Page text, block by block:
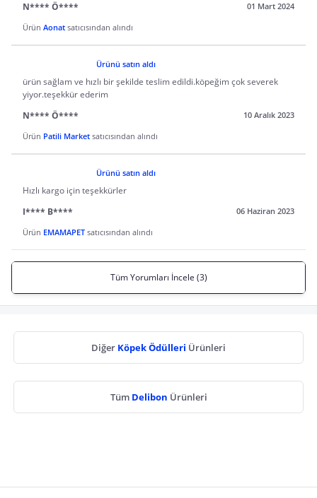
N**** Ö****
01 Mart 2024
Ürün Aonat satıcısından alındı
Ürünü satın aldı
ürün sağlam ve hızlı bir şekilde teslim edildi.köpeğim çok severek
yiyor.teşekkür ederim
N**** Ö****
10 Aralık 2023
Ürün Patili Market satıcısından alındı
Ürünü satın aldı
Hızlı kargo için teşekkürler
I**** B****
06 Haziran 2023
Ürün EMAMAPET satıcısından alındı
Tüm Yorumları İncele (3)
Diğer Köpek Ödülleri Ürünleri
Tüm Delibon Ürünleri